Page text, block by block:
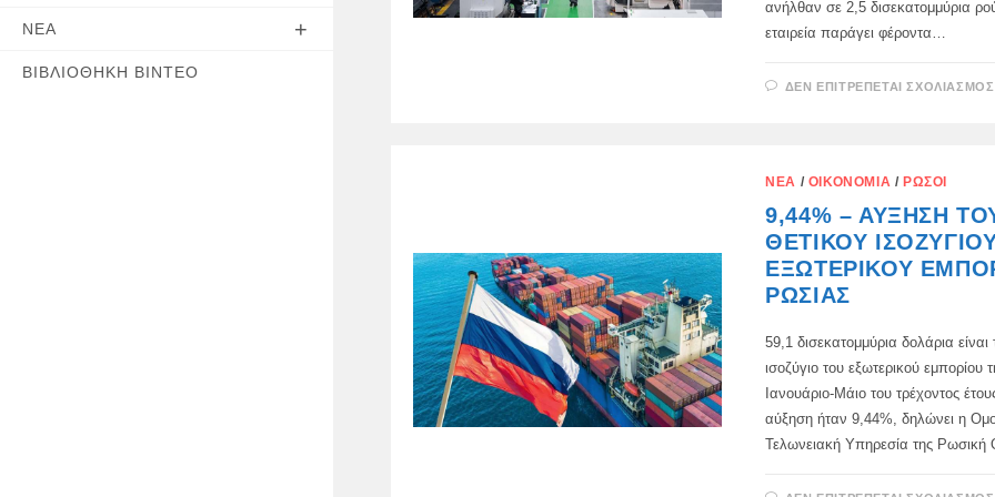
ΝΈΑ
ΒΙΒΛΙΟΘΉΚΗ ΒΊΝΤΕΟ
ανήλθαν σε 2,5 δισεκατομμύρια
εταιρεία παράγει φέροντα…
ΔΕΝ ΕΠΙΤΡΈΠΕΤΑΙ ΣΧΟΛΙΑΣΜΌΣ
ΝΈΑ / ΟΙΚΟΝΟΜΊΑ / ΡΏΣΟΙ
9,44% – ΑΎΞΗΣΗ
ΘΕΤΙΚΟΎ
ΕΞΩΤΕΡΙΚΟΎ
ΡΩΣΊΑΣ
59,1 δισεκατομμύρια δολάρια είναι
ισοζύγιο του εξωτερικού εμπορίου
Ιανουάριο-Μάιο του τρέχοντος
αύξηση ήταν 9,44%, δηλώνει η
Τελωνειακή Υπηρεσία της